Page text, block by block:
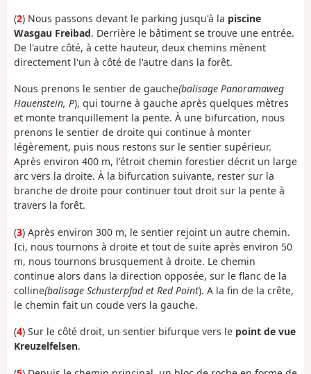
(2) Nous passons devant le parking jusqu'à la piscine
Wasgau Freibad. Derrière le bâtiment se trouve une entrée.
De l'autre côté, à cette hauteur, deux chemins mènent
directement l'un à côté de l'autre dans la forêt.
Nous prenons le sentier de gauche(balisage Panoramaweg
Hauenstein, P), qui tourne à gauche après quelques mètres
et monte tranquillement la pente. À une bifurcation, nous
prenons le sentier de droite qui continue à monter
légèrement, puis nous restons sur le sentier supérieur.
Après environ 400 m, l'étroit chemin forestier décrit un large
arc vers la droite. À la bifurcation suivante, rester sur la
branche de droite pour continuer tout droit sur la pente à
travers la forêt.
(3) Après environ 300 m, le sentier rejoint un autre chemin.
Ici, nous tournons à droite et tout de suite après environ 50
m, nous tournons brusquement à droite. Le chemin
continue alors dans la direction opposée, sur le flanc de la
colline(balisage Schusterpfad et Red Point). A la fin de la crête,
le chemin fait un coude vers la gauche.
(4) Sur le côté droit, un sentier bifurque vers le point de vue
Kreuzelfelsen.